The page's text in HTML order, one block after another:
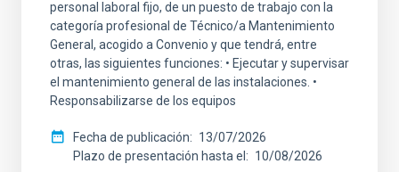
personal laboral fijo, de un puesto de trabajo con la
categoría profesional de Técnico/a Mantenimiento
General, acogido a Convenio y que tendrá, entre
otras, las siguientes funciones: • Ejecutar y supervisar
el mantenimiento general de las instalaciones. •
Responsabilizarse de los equipos
Fecha de publicación
13/07/2026
Plazo de presentación hasta el
10/08/2026